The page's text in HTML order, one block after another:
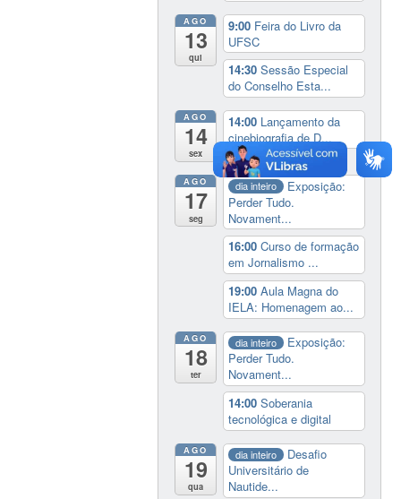
AGO
13
qui
9:00 Feira do Livro da
UFSC
14:30Sessão Especial
do Conselho Esta...
AGO
14
sex
14:00 Lançamento da
cinebiografia de D...
AGO
17
seg
dia inteiro
Exposição:
Perder Tudo.
Novament...
16:00Curso de formação
em Jornalismo ...
19:00Aula Magna do
IELA: Homenagem ao...
AGO
18
ter
dia inteiro
Exposição:
Perder Tudo.
Novament...
14:00Soberania
tecnológica e digital
AGO
19
qua
dia inteiro
Desafio
Universitário de
Nautide...